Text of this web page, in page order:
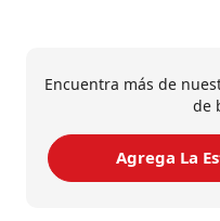
Encuentra más de
de
Agrega La